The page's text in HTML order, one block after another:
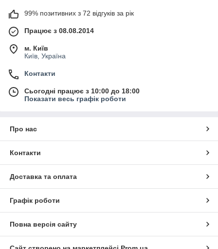
99% позитивних з 72 відгуків за рік
Працює з 08.08.2014
м. Київ
Київ, Україна
Контакти
Сьогодні працює з 10:00 до 18:00
Показати весь графік роботи
Про нас
Контакти
Доставка та оплата
Графік роботи
Повна версія сайту